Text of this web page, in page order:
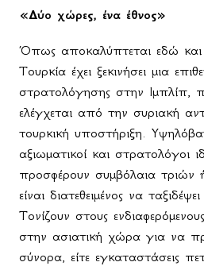
«Δύο χώρες, ένα έθνος»
Όπως αποκαλύπτεται εδώ και
Τουρκία έχει ξεκινήσει μια
στρατολόγησης στην Ιμπλίπ,
ελέγχεται από την συριακή
τουρκική υποστήριξη.
αξιωματικοί και στρατολόγοι
προσφέρουν συμβόλαια τριών
είναι διατεθειμένος να
Τονίζουν στους
στην ασιατική χώρα για να
σύνορα, είτε εγκαταστάσεις